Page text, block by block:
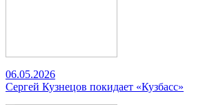
06.05.2026
Сергей Кузнецов покидает «Кузбасс»